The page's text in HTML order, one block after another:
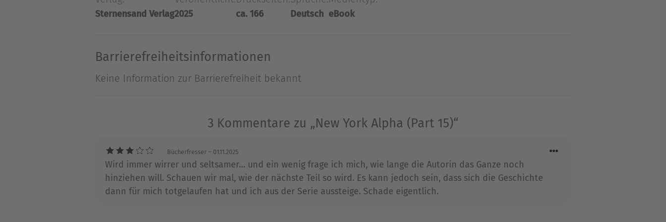
Über C. M. Spoerri
Frühling 2013 in Klinischer Psychologie und Psychotherapie. Seit Ende 2014 hat sie sich jedoch voll und
tausendfach verkauft, zudem schreibt sie erfolgreich Liebesromane. Im Herbst 2015 gründete sie mit ihrem
Ausblenden
Sternensand Verlag2025 ca. 166 Deutsch eBook
Barrierefreiheitsinformationen
Keine Information zur Barrierefreiheit bekannt
3 Kommentare zu „New York Alpha (Part 15)“
Bücherfresser – 01.11.2025
Wird immer wirrer und seltsamer… und ein wenig frage ich mich, wie lange die Autorin das Ganze noch
hinziehen will. Schauen wir mal, wie der nächste Teil so wird. Es kann jedoch sein, dass sich die Geschichte
dann für mich totgelaufen hat und ich aus der Serie aussteige. Schade eigentlich.